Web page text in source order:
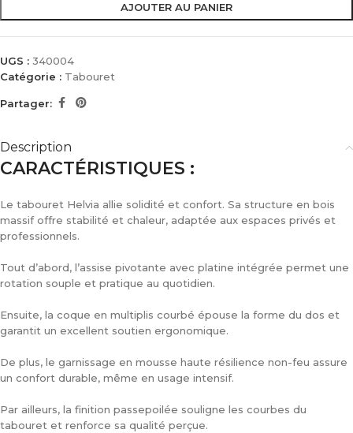
AJOUTER AU PANIER
UGS : 340004
Catégorie : Tabouret
Partager:
Description
CARACTÉRISTIQUES :
Le tabouret Helvia allie solidité et confort. Sa structure en bois
massif offre stabilité et chaleur, adaptée aux espaces privés et
professionnels.
Tout d’abord, l’assise pivotante avec platine intégrée permet une
rotation souple et pratique au quotidien.
Ensuite, la coque en multiplis courbé épouse la forme du dos et
garantit un excellent soutien ergonomique.
De plus, le garnissage en mousse haute résilience non-feu assure
un confort durable, même en usage intensif.
Par ailleurs, la finition passepoilée souligne les courbes du
tabouret et renforce sa qualité perçue.